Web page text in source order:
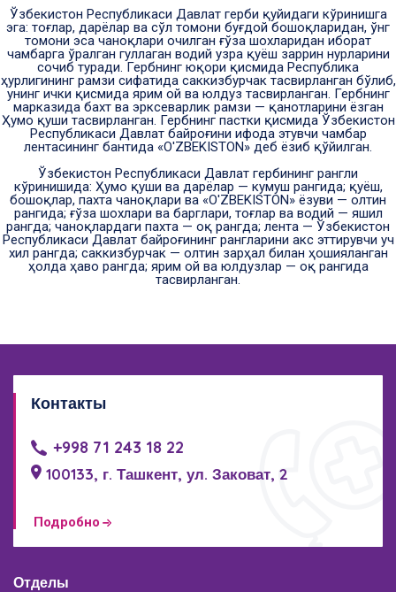
Ўзбекистон Республикаси Давлат герби қуйидаги кўринишга
эга: тоғлар, дарёлар ва сўл томони буғдой бошоқларидан, ўнг
томони эса чаноқлари очилган ғўза шохларидан иборат
чамбарга ўралган гуллаган водий узра қуёш заррин нурларини
сочиб туради. Гербнинг юқори қисмида Республика
ҳурлигининг рамзи сифатида саккизбурчак тасвирланган бўлиб,
унинг ички қисмида ярим ой ва юлдуз тасвирланган. Гербнинг
марказида бахт ва эрксеварлик рамзи — қанотларини ёзган
Ҳумо қуши тасвирланган. Гербнинг пастки қисмида Ўзбекистон
Республикаси Давлат байроғини ифода этувчи чамбар
лентасининг бантида «O'ZBEKISTON» деб ёзиб қўйилган.
Ўзбекистон Республикаси Давлат гербининг рангли
кўринишида: Ҳумо қуши ва дарёлар — кумуш рангида; қуёш,
бошоқлар, пахта чаноқлари ва «O'ZBEKISTON» ёзуви — олтин
рангида; ғўза шохлари ва барглари, тоғлар ва водий — яшил
рангда; чаноқлардаги пахта — оқ рангда; лента — Ўзбекистон
Республикаси Давлат байроғининг рангларини акс эттирувчи уч
хил рангда; саккизбурчак — олтин зарҳал билан ҳошияланган
ҳолда ҳаво рангда; ярим ой ва юлдузлар — оқ рангида
тасвирланган.
Контакты
+998 71 243 18 22
100133, г. Ташкент, ул. Заковат, 2
Подробно
Отделы